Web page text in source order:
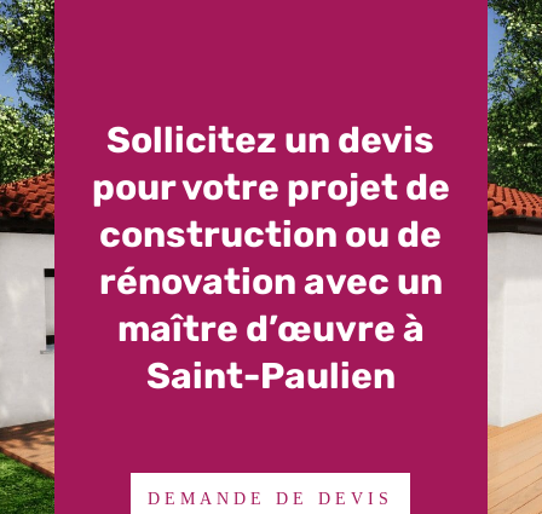
Sollicitez un devis
pour votre projet de
construction ou de
rénovation avec un
maître d’œuvre à
Saint-Paulien
DEMANDE DE DEVIS